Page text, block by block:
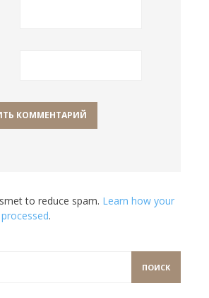
to reduce spam. Learn how your
.